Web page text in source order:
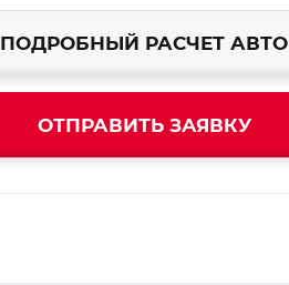
ПОДРОБНЫЙ РАСЧЕТ АВТО
ОТПРАВИТЬ ЗАЯВКУ